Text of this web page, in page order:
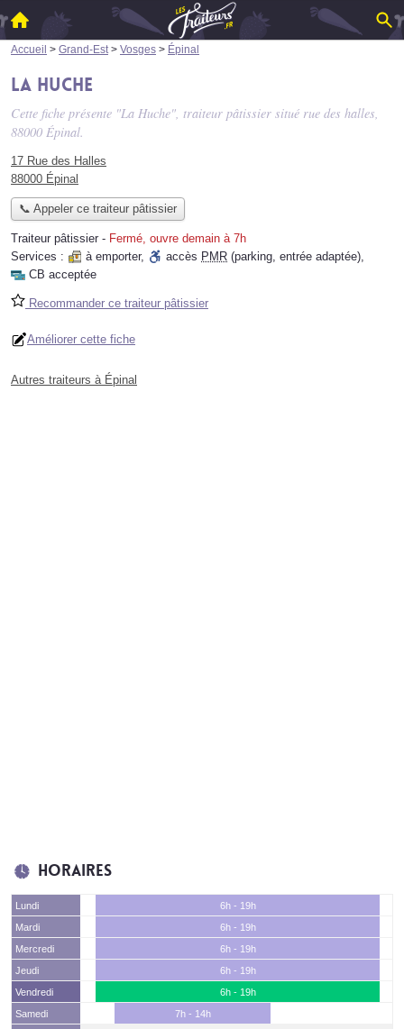
Accueil > Grand-Est > Vosges > Épinal
La Huche
Cette fiche présente "La Huche", traiteur pâtissier situé rue des halles,
88000 Épinal.
17 Rue des Halles
88000 Épinal
📞 Appeler ce traiteur pâtissier
Traiteur pâtissier - Fermé, ouvre demain à 7h
Services :
à emporter, accès PMR (parking, entrée adaptée),
CB acceptée
Recommander ce traiteur pâtissier
Améliorer cette fiche
Autres traiteurs à Épinal
Horaires
Lundi
6h - 19h
Mardi
6h - 19h
Mercredi
6h - 19h
Jeudi
6h - 19h
Vendredi
6h - 19h
Samedi
7h - 14h